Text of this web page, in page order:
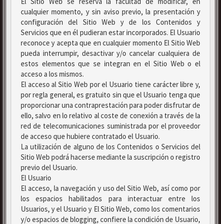
cualquier momento, y sin aviso previo, la presentación y
configuración del Sitio Web y de los Contenidos y
Servicios que en él pudieran estar incorporados. El Usuario
reconoce y acepta que en cualquier momento El Sitio Web
pueda interrumpir, desactivar y/o cancelar cualquiera de
estos elementos que se integran en el Sitio Web o el
acceso a los mismos.
El acceso al Sitio Web por el Usuario tiene carácter libre y,
por regla general, es gratuito sin que el Usuario tenga que
proporcionar una contraprestación para poder disfrutar de
ello, salvo en lo relativo al coste de conexión a través de la
red de telecomunicaciones suministrada por el proveedor
de acceso que hubiere contratado el Usuario.
La utilización de alguno de los Contenidos o Servicios del
Sitio Web podrá hacerse mediante la suscripción o registro
previo del Usuario.
El Usuario
El acceso, la navegación y uso del Sitio Web, así como por
los espacios habilitados para interactuar entre los
Usuarios, y el Usuario y El Sitio Web, como los comentarios
y/o espacios de blogging, confiere la condición de Usuario,